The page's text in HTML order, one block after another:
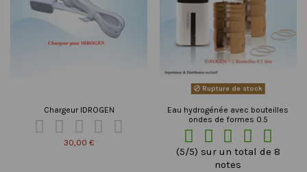
Chargeur IDROGEN
    
30,00 €
Rupture de stock
Eau hydrogénée avec bouteilles
ondes de formes 0.5
    
(5/5) sur un total de 8
notes